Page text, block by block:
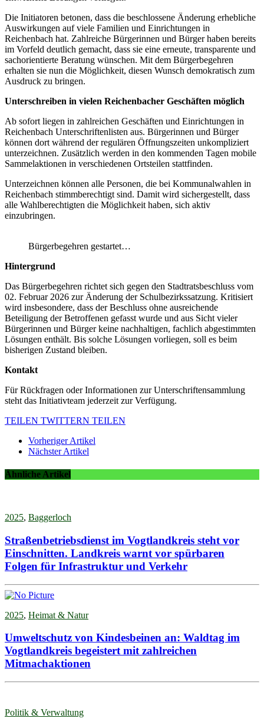
Die Initiatoren betonen, dass die beschlossene Änderung erhebliche
Auswirkungen auf viele Familien und Einrichtungen in
Reichenbach hat. Zahlreiche Bürgerinnen und Bürger haben bereits
im Vorfeld deutlich gemacht, dass sie eine erneute, transparente und
sachorientierte Beratung wünschen. Mit dem Bürgerbegehren
erhalten sie nun die Möglichkeit, diesen Wunsch demokratisch zum
Ausdruck zu bringen.
Unterschreiben in vielen Reichenbacher Geschäften möglich
Ab sofort liegen in zahlreichen Geschäften und Einrichtungen in
Reichenbach Unterschriftenlisten aus. Bürgerinnen und Bürger
können dort während der regulären Öffnungszeiten unkompliziert
unterzeichnen. Zusätzlich werden in den kommenden Tagen mobile
Sammelaktionen in verschiedenen Ortsteilen stattfinden.
Unterzeichnen können alle Personen, die bei Kommunalwahlen in
Reichenbach stimmberechtigt sind. Damit wird sichergestellt, dass
alle Wahlberechtigten die Möglichkeit haben, sich aktiv
einzubringen.
Bürgerbegehren gestartet…
Hintergrund
Das Bürgerbegehren richtet sich gegen den Stadtratsbeschluss vom
02. Februar 2026 zur Änderung der Schulbezirkssatzung. Kritisiert
wird insbesondere, dass der Beschluss ohne ausreichende
Beteiligung der Betroffenen gefasst wurde und aus Sicht vieler
Bürgerinnen und Bürger keine nachhaltigen, fachlich abgestimmten
Lösungen enthält. Bis solche Lösungen vorliegen, soll es beim
bisherigen Zustand bleiben.
Kontakt
Für Rückfragen oder Informationen zur Unterschriftensammlung
steht das Initiativteam jederzeit zur Verfügung.
TEILEN TWITTERN TEILEN
Vorheriger Artikel
Nächster Artikel
Ähnliche Artikel
2025, Baggerloch
Straßenbetriebsdienst im Vogtlandkreis steht vor
Einschnitten. Landkreis warnt vor spürbaren
Folgen für Infrastruktur und Verkehr
2025, Heimat & Natur
Umweltschutz von Kindesbeinen an: Waldtag im
Vogtlandkreis begeistert mit zahlreichen
Mitmachaktionen
Politik & Verwaltung